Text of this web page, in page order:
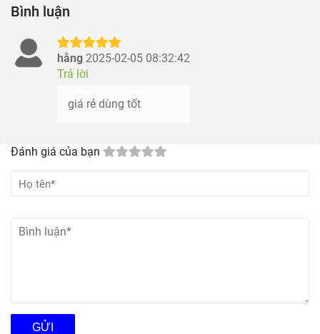
Bình luận
hằng 2025-02-05 08:32:42
Trả lời
giá rẻ dùng tốt
Đánh giá của bạn
GỬI